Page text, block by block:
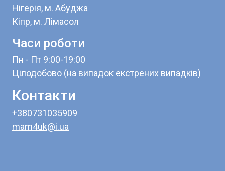
Нігерія, м. Абуджа
Кіпр, м. Лімасол
Часи роботи
Пн - Пт 9:00-19:00
Цілодобово (на випадок екстрених випадків)
Контакти
+380731035909
mam4uk@i.ua